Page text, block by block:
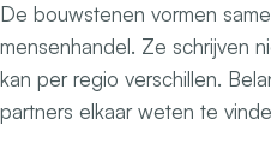
De bouwstenen vormen
mensenhandel. Ze schrijven
kan per regio verschillen.
partners elkaar weten te